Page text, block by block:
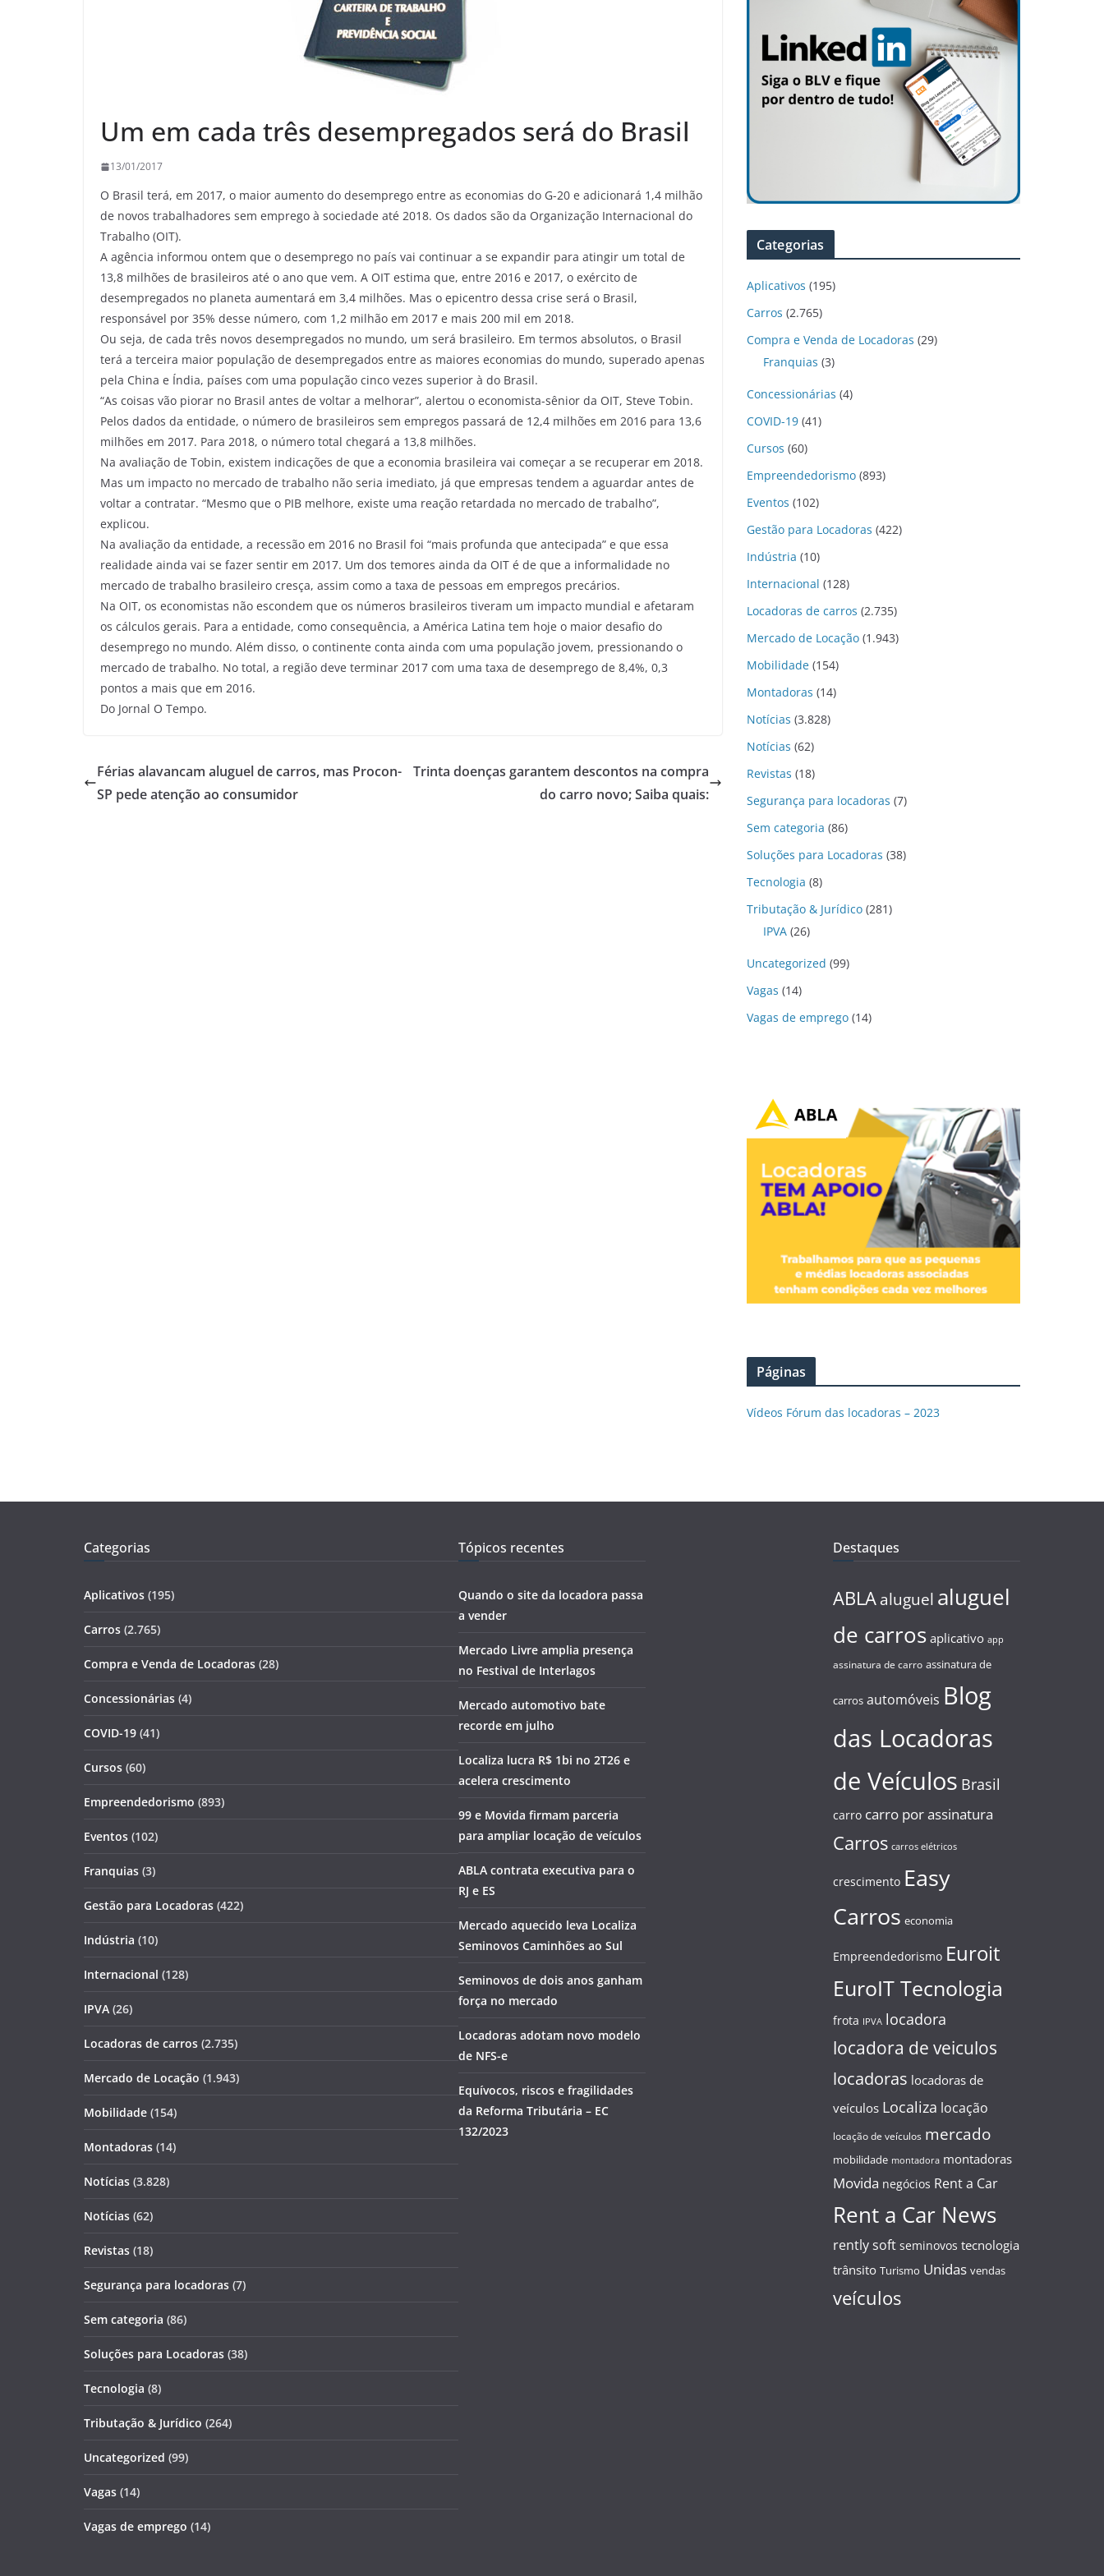
Um em cada três desempregados será do Brasil
13/01/2017
O Brasil terá, em 2017, o maior aumento do desemprego entre as economias do G-20 e adicionará 1,4 milhão
de novos trabalhadores sem emprego à sociedade até 2018. Os dados são da Organização Internacional do
Trabalho (OIT).
A agência informou ontem que o desemprego no país vai continuar a se expandir para atingir um total de
13,8 milhões de brasileiros até o ano que vem. A OIT estima que, entre 2016 e 2017, o exército de
desempregados no planeta aumentará em 3,4 milhões. Mas o epicentro dessa crise será o Brasil,
responsável por 35% desse número, com 1,2 milhão em 2017 e mais 200 mil em 2018.
Ou seja, de cada três novos desempregados no mundo, um será brasileiro. Em termos absolutos, o Brasil
terá a terceira maior população de desempregados entre as maiores economias do mundo, superado apenas
pela China e Índia, países com uma população cinco vezes superior à do Brasil.
“As coisas vão piorar no Brasil antes de voltar a melhorar”, alertou o economista-sênior da OIT, Steve Tobin.
Pelos dados da entidade, o número de brasileiros sem empregos passará de 12,4 milhões em 2016 para 13,6
milhões em 2017. Para 2018, o número total chegará a 13,8 milhões.
Na avaliação de Tobin, existem indicações de que a economia brasileira vai começar a se recuperar em 2018.
Mas um impacto no mercado de trabalho não seria imediato, já que empresas tendem a aguardar antes de
voltar a contratar. “Mesmo que o PIB melhore, existe uma reação retardada no mercado de trabalho”,
explicou.
Na avaliação da entidade, a recessão em 2016 no Brasil foi “mais profunda que antecipada” e que essa
realidade ainda vai se fazer sentir em 2017. Um dos temores ainda da OIT é de que a informalidade no
mercado de trabalho brasileiro cresça, assim como a taxa de pessoas em empregos precários.
Na OIT, os economistas não escondem que os números brasileiros tiveram um impacto mundial e afetaram
os cálculos gerais. Para a entidade, como consequência, a América Latina tem hoje o maior desafio do
desemprego no mundo. Além disso, o continente conta ainda com uma população jovem, pressionando o
mercado de trabalho. No total, a região deve terminar 2017 com uma taxa de desemprego de 8,4%, 0,3
pontos a mais que em 2016.
Do Jornal O Tempo.
Férias alavancam aluguel de carros, mas Procon-
SP pede atenção ao consumidor
Trinta doenças garantem descontos na compra
do carro novo; Saiba quais:
Categorias
Aplicativos (195)
Carros (2.765)
Compra e Venda de Locadoras (29)
Franquias (3)
Concessionárias (4)
COVID-19 (41)
Cursos (60)
Empreendedorismo (893)
Eventos (102)
Gestão para Locadoras (422)
Indústria (10)
Internacional (128)
Locadoras de carros (2.735)
Mercado de Locação (1.943)
Mobilidade (154)
Montadoras (14)
Notícias (3.828)
Notícias (62)
Revistas (18)
Segurança para locadoras (7)
Sem categoria (86)
Soluções para Locadoras (38)
Tecnologia (8)
Tributação & Jurídico (281)
IPVA (26)
Uncategorized (99)
Vagas (14)
Vagas de emprego (14)
Páginas
Vídeos Fórum das locadoras – 2023
Categorias
Aplicativos (195)
Carros (2.765)
Compra e Venda de Locadoras (28)
Concessionárias (4)
COVID-19 (41)
Cursos (60)
Empreendedorismo (893)
Eventos (102)
Franquias (3)
Gestão para Locadoras (422)
Indústria (10)
Internacional (128)
IPVA (26)
Locadoras de carros (2.735)
Mercado de Locação (1.943)
Mobilidade (154)
Montadoras (14)
Notícias (3.828)
Notícias (62)
Revistas (18)
Segurança para locadoras (7)
Sem categoria (86)
Soluções para Locadoras (38)
Tecnologia (8)
Tributação & Jurídico (264)
Uncategorized (99)
Vagas (14)
Vagas de emprego (14)
Tópicos recentes
Quando o site da locadora passa
a vender
Mercado Livre amplia presença
no Festival de Interlagos
Mercado automotivo bate
recorde em julho
Localiza lucra R$ 1bi no 2T26 e
acelera crescimento
99 e Movida firmam parceria
para ampliar locação de veículos
ABLA contrata executiva para o
RJ e ES
Mercado aquecido leva Localiza
Seminovos Caminhões ao Sul
Seminovos de dois anos ganham
força no mercado
Locadoras adotam novo modelo
de NFS-e
Equívocos, riscos e fragilidades
da Reforma Tributária – EC
132/2023
Destaques
ABLA aluguel aluguel
de carros aplicativo app
assinatura de carro assinatura de
carros automóveis Blog
das Locadoras
de Veículos Brasil
carro carro por assinatura
Carros carros elétricos
crescimento Easy
Carros economia
Empreendedorismo Euroit
EuroIT Tecnologia
frota IPVA locadora
locadora de veiculos
locadoras locadoras de
veículos Localiza locação
locação de veículos mercado
mobilidade montadora montadoras
Movida negócios Rent a Car
Rent a Car News
rently soft seminovos tecnologia
trânsito Turismo Unidas vendas
veículos